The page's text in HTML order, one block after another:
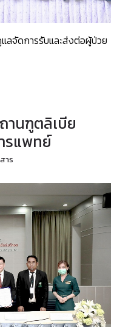
ลจัดการรับและส่งต่อผู้ป่วย
านฑูตลิเบีย
รแพทย์
าร